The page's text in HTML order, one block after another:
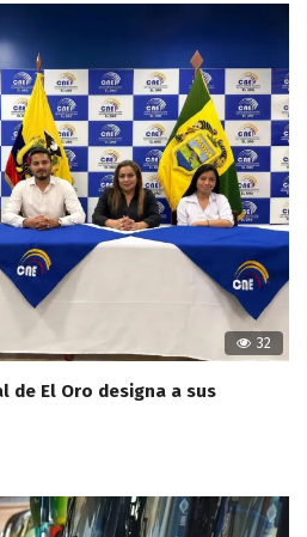
32
de El Oro designa a sus